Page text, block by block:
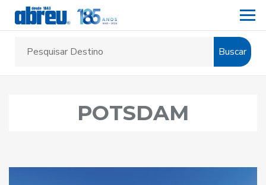
Buscar
POTSDAM